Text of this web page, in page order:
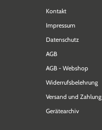
Kontakt
Impressum
Datenschutz
AGB
AGB - Webshop
Widerrufsbelehrung
Versand und Zahlung
Gerätearchiv